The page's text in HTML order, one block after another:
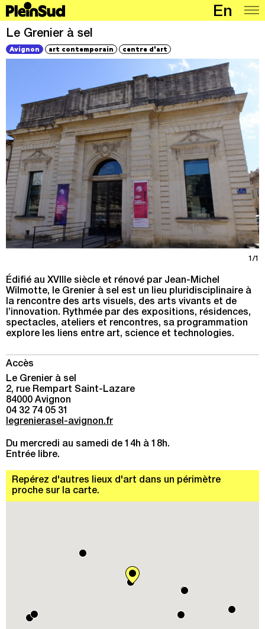
En
Lieux
Programmation
Articles
À propos
Le Grenier à sel
Avignon art contemporain centre d'art
1/1
Édifié au XVIIIe siècle et rénové par Jean-Michel
Wilmotte, le Grenier à sel est un lieu pluridisciplinaire à
la rencontre des arts visuels, des arts vivants et de
l’innovation. Rythmée par des expositions, résidences,
spectacles, ateliers et rencontres, sa programmation
explore les liens entre art, science et technologies.
Accès
Le Grenier à sel
2, rue Rempart Saint-Lazare
84000 Avignon
04 32 74 05 31
legrenierasel-avignon.fr
Du mercredi au samedi de 14h à 18h.
Entrée libre.
Repérez d'autres lieux d'art dans un périmètre
proche sur la carte.